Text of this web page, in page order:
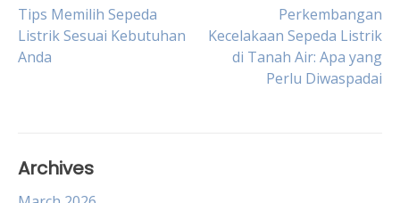
Post
navigation
Tips Memilih Sepeda
Listrik Sesuai Kebutuhan
Anda
Perkembangan
Kecelakaan Sepeda Listrik
di Tanah Air: Apa yang
Perlu Diwaspadai
Archives